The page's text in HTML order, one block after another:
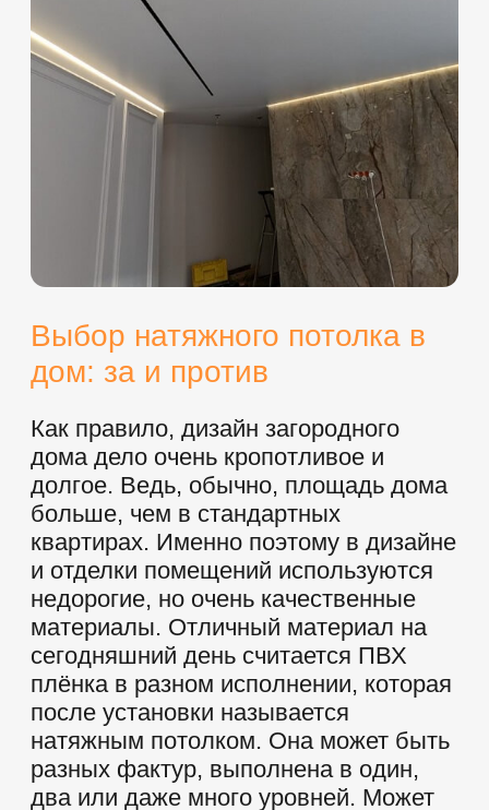
НАТЯЖНЫЕ ПОТОЛКИ НА БАЛКОН НАТЯЖНЫЕ
Способы оплаты
ИНН: 246009526826
ПРОДУКТЫ И
УСЛУГИ
ОГРН: 313246836000119
ИП Игошин Валентин Александрович